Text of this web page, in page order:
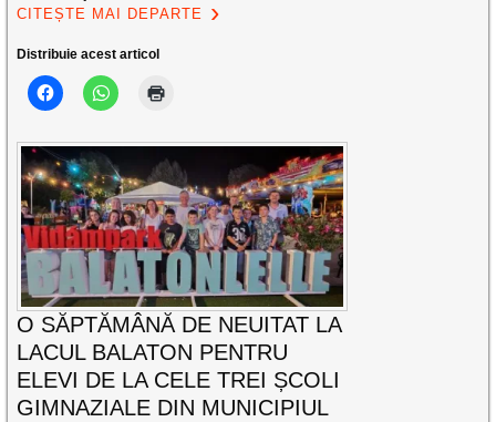
CITEȘTE MAI DEPARTE
Distribuie acest articol
O SĂPTĂMÂNĂ DE NEUITAT LA
LACUL BALATON PENTRU
ELEVI DE LA CELE TREI ȘCOLI
GIMNAZIALE DIN MUNICIPIUL